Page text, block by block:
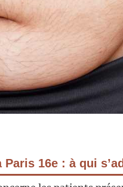
16e : à qui